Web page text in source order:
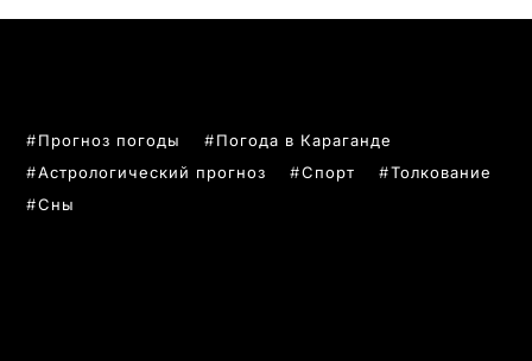
Прогноз погоды
Погода в Караганде
Астрологический прогноз
Спорт
Толкование
Сны